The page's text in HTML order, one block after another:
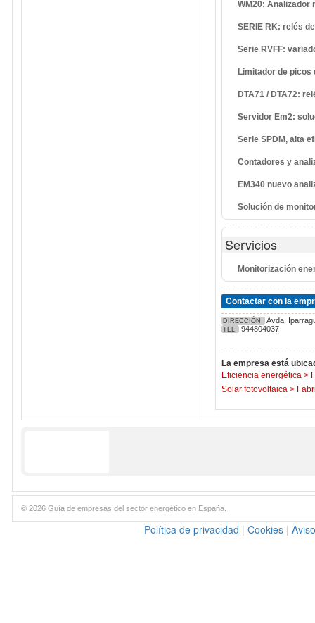
WM20: Analizador
SERIE RK: relés
Serie RVFF:
Limitador de
DTA71 / DTA72:
Servidor Em2:
Serie SPDM, alta
Contadores y
EM340 nuevo
Solución de
Servicios
Monitorización
Contactar con la
DIRECCIÓN Avda.
TEL 944804037
La empresa está
Eficiencia energética >
Solar fotovoltaica >
© 2026 Guía de empresas del sector energético en España.
Política de privacidad | Cookies |